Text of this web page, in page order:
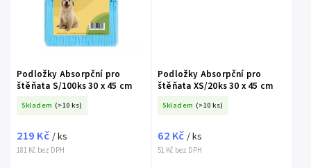
Podložky Absorpční pro
štěňata S/100ks 30 x 45 cm
Skladem (>10 ks)
181 Kč bez DPH
219 Kč / ks
Podložky Absorpční pro
štěňata XS/20ks 30 x 45 cm
Skladem (>10 ks)
51 Kč bez DPH
62 Kč / ks